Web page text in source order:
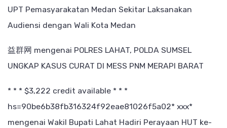
UPT Pemasyarakatan Medan Sekitar Laksanakan
Audiensi dengan Wali Kota Medan
益群网 mengenai POLRES LAHAT, POLDA SUMSEL
UNGKAP KASUS CURAT DI MESS PNM MERAPI BARAT
* * * $3,222 credit available * * *
hs=90be6b38fb316324f92eae81026f5a02* ххх*
mengenai Wakil Bupati Lahat Hadiri Perayaan HUT ke-